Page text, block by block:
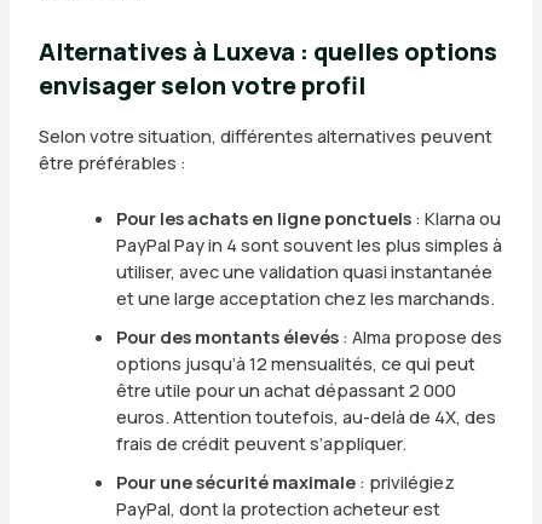
Alternatives à Luxeva : quelles options
envisager selon votre profil
Selon votre situation, différentes alternatives peuvent
être préférables :
Pour les achats en ligne ponctuels: Klarna ou
PayPal Pay in 4 sont souvent les plus simples à
utiliser, avec une validation quasi instantanée
et une large acceptation chez les marchands.
Pour des montants élevés: Alma propose des
options jusqu’à 12 mensualités, ce qui peut
être utile pour un achat dépassant 2 000
euros. Attention toutefois, au-delà de 4X, des
frais de crédit peuvent s’appliquer.
Pour une sécurité maximale: privilégiez
PayPal, dont la protection acheteur est